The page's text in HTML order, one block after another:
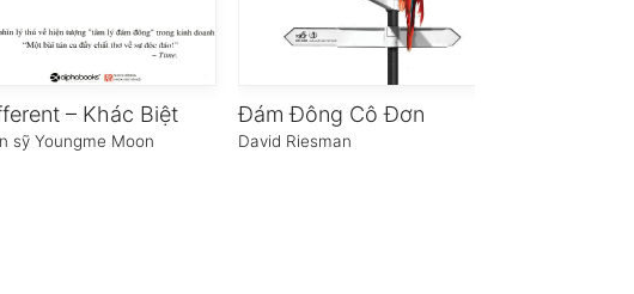
Châu
– Khác Biệt
sỹ Youngme Moon
Đám Đông Cô Đơn
David Riesman